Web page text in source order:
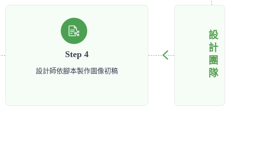
設計團隊
Step 4
設計師依腳本製作圖像初稿